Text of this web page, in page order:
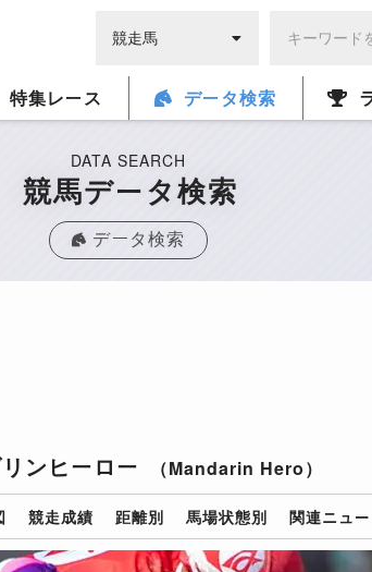
特集レース データ検索
DATA SEARCH
競馬データ検索
データ検索
ンヒーロー （Mandarin Hero）
競走成績 距離別 馬場状態別 関連ニュ